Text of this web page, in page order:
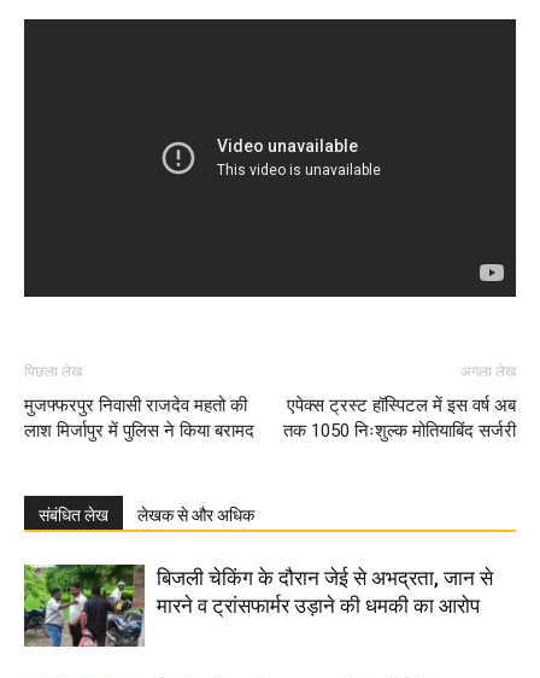
पिछला लेख
मुजफ्फरपुर निवासी राजदेव महतो की
लाश मिर्जापुर में पुलिस ने किया बरामद
अगला लेख
एपेक्स ट्रस्ट हॉस्पिटल में इस वर्ष अब
तक 1050 निःशुल्क मोतियाबिंद सर्जरी
संबंधित लेख लेखक से और अधिक
बिजली चेकिंग के दौरान जेई से अभद्रता, जान से
मारने व ट्रांसफार्मर उड़ाने की धमकी का आरोप